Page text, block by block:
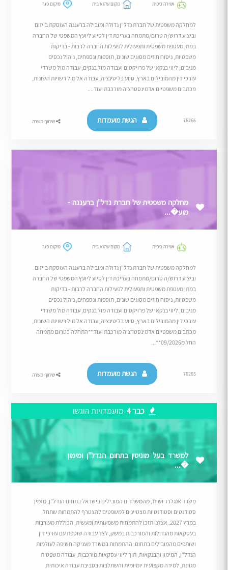
אווירה כיפית מקום שהוא בית מיקום פגז
למחלקה משפטית של חברת נדל"ן גדולה ומובילה ברעננה העוסקת בייזום
וביצוע דרוש/ה טרום/מתמחה בעריכת דין לסיוע ליועץ המשפטי של החברה
במתן מעטפת משפטית ותפעולית לפעילות החברה לרבות - בדיקות
משפטיות, ניסוח חוזים מסוגים שונים, תוספות ונספחים, ניהול נכסים
מניבים, ליווי בנקאי של פרויקטים ועבודה מול בנקים, עבודה מול משרדי
עורכי דין מהמובילים בארץ, סיוע בליטיגציה, עבודה אל מול רשויות השונות,
מכתבים משפטיים אדמינסטרציה מורכבת ועוד....
76266 הגשת מועמדות שיתוף משרה
מחלקה משפטית של חברת נדל"ן ברעננה -
מוע�...
אווירה כיפית מקום שהוא בית מיקום פגז
למחלקה משפטית של חברת נדל"ן גדולה ומובילה ברעננה העוסקת בייזום
וביצוע דרוש/ה טרום/מתמחה בעריכת דין לסיוע ליועץ המשפטי של החברה
במתן מעטפת משפטית ותפעולית לפעילות החברה לרבות - בדיקות
משפטיות, ניסוח חוזים מסוגים שונים, תוספות ונספחים, ניהול נכסים
מניבים, ליווי בנקאי של פרויקטים ועבודה מול בנקים, עבודה מול משרדי
עורכי דין מהמובילים בארץ, סיוע בליטיגציה, עבודה אל מול רשויות השונות,
מכתבים משפטיים אדמינסטרציה מורכבת ועוד.**התחלה כטרום מתמחה
החל מ09/2026**...
76265 הגשת מועמדות שיתוף משרה
כבר 4 מועמדויות הוגשו
למשרד בעל מוניטין בתחום הנדל"ן ומימון
�...
משרד אנגלרד ושות’, מהמשרדים המובילים בישראל בתחום הנדל”ן, מזמין
סטודנטים וסטודנטיות מצטיינים למשפטים להצטרף להתמחות שתחל
במרץ 2027. אצלנו תזכו להתמחות משמעותית ומעשית, הכוללת מעורבות
בעסקאות מהגדולות והמורכבות במשק, לצד עבודה שוטפת עם עורכי דין
ושותפים מהמובילים בתחום. ההתמחות במשרד מעניקה חשיפה לעולמות
הנדל”ן, המימון והבנקאות, תוך ליווי עסקאות מורכבות, עבודה משפטית
מגוונת, למידה מקצועית יומיומית והשתלבות בסביבת עבודה איכותית,